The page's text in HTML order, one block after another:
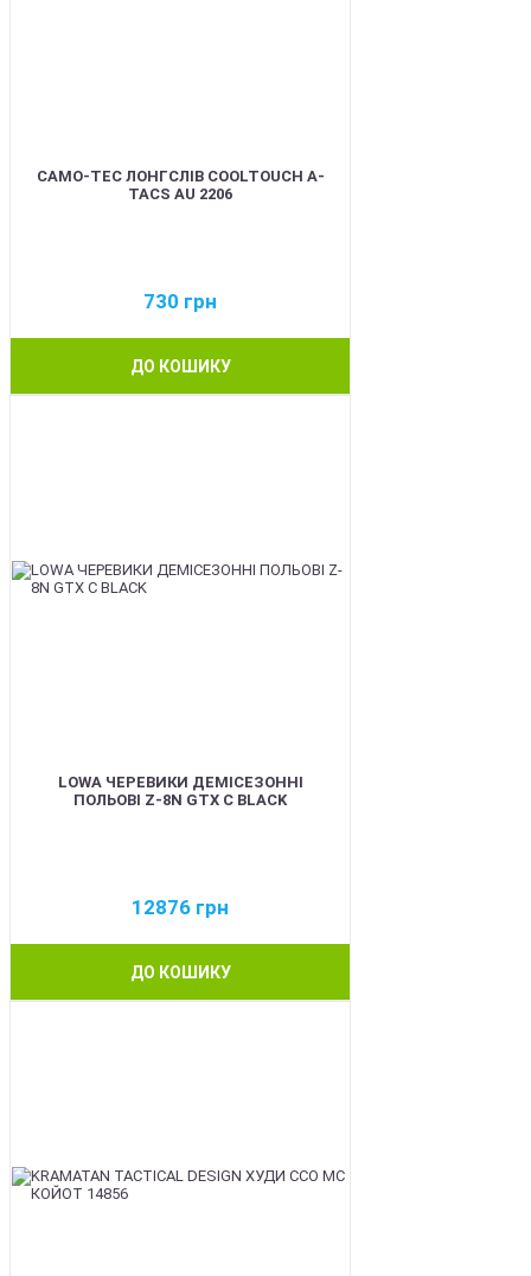
CAMO-TEC ЛОНГСЛІВ COOLTOUCH A-
TACS AU 2206
730 грн
ДО КОШИКУ
LOWA ЧЕРЕВИКИ ДЕМІСЕЗОННІ
ПОЛЬОВІ Z-8N GTX C BLACK
12876 грн
ДО КОШИКУ